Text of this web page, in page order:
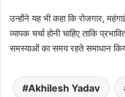
उन्होंने यह भी कहा कि रोजगार,
व्यापक चर्चा होनी चाहिए ताकि
समस्याओं का समय रहते समाधान
Akhilesh Yadav